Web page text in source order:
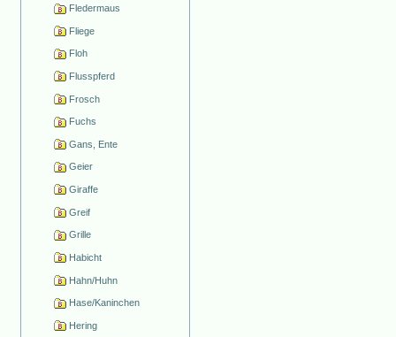
Fledermaus
Fliege
Floh
Flusspferd
Frosch
Fuchs
Gans, Ente
Geier
Giraffe
Greif
Grille
Habicht
Hahn/Huhn
Hase/Kaninchen
Hering